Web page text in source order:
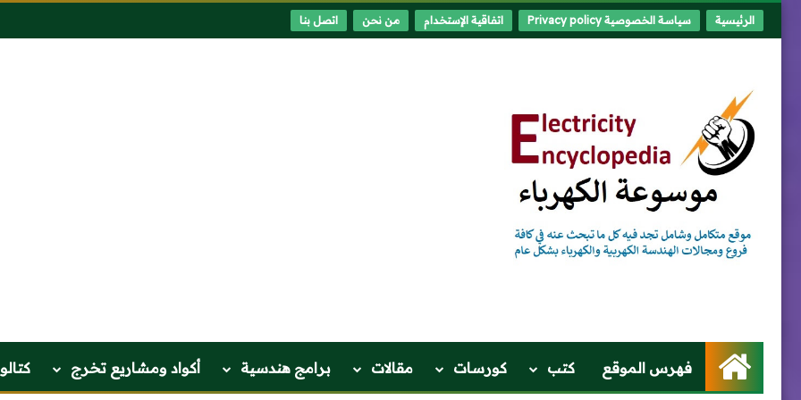
الرئيسية سياسة الخصوصية Privacy policy اتفاقية الإستخدام من نحن اتصل بنا
الرئيسية
فهرس الموقع كتب كورسات مقالات برامج هندسية أكواد ومشاريع تخرج